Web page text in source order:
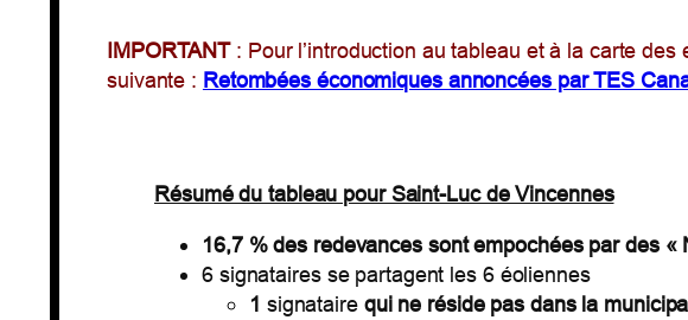
IMPORTANT : Pour l’introduction au tableau et à la carte
suivante : Retombées économiques annoncées par TES
Résumé du tableau pour Saint-Luc de Vincennes
16,7 %des redevances sont empochées par des «
6 signataires se partagent les 6 éoliennes
1 signataire qui ne réside pas dans la